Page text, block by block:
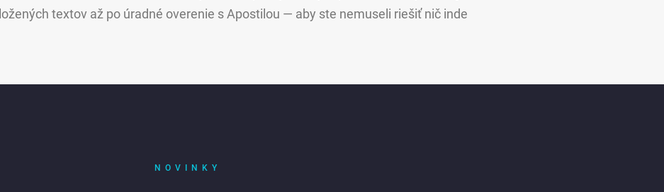
textov až po úradné overenie s Apostilou — aby ste nemuseli riešiť nič inde
NOVINKY